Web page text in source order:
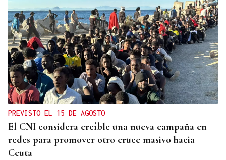
ÁLBUM DE FOTOS
Galería | Mario Ruiz-Tagle, CEO de Iberdrola
España, congrega a numerosas personalidades en
el Foro La Región
PREVISTO EL 15 DE AGOSTO
El CNI considera creíble una nueva campaña en
redes para promover otro cruce masivo hacia
Ceuta